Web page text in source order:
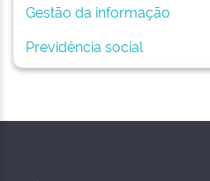
Gestão da informação
Previdência social